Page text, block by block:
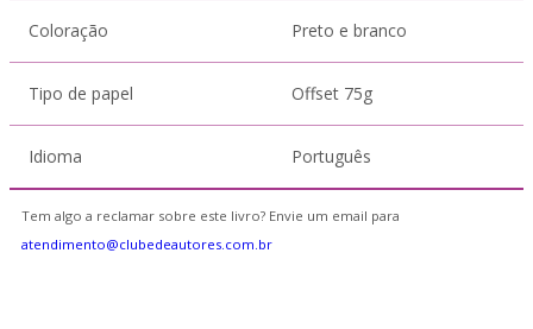
Coloração Preto e branco
Tipo de papel Offset 75g
Idioma Português
Tem algo a reclamar sobre este livro? Envie um email para
atendimento@clubedeautores.com.br